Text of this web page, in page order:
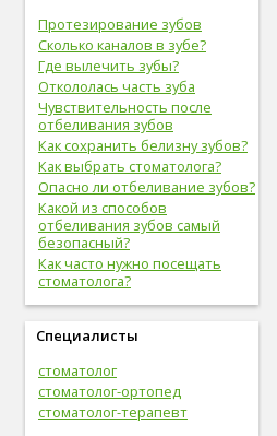
Протезирование зубов
Сколько каналов в зубе?
Где вылечить зубы?
Откололась часть зуба
Чувствительность после
отбеливания зубов
Как сохранить белизну зубов?
Как выбрать стоматолога?
Опасно ли отбеливание зубов?
Какой из способов
отбеливания зубов самый
безопасный?
Как часто нужно посещать
стоматолога?
Специалисты
стоматолог
стоматолог-ортопед
стоматолог-терапевт